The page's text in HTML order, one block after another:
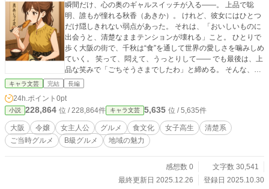
瞬間だけ、心の奥のギャルスイッチが入る――。 上品で聡
明、誰もが憧れる秋香（あきか）。 けれど、彼女にはひとつ
だけ隠しきれない弱点があった。 それは、「おいしいものに
出会うと、清楚なままテンションが壊れる」こと。 ひとりで
歩く大阪の街で、千秋は“食”を通して世界の愛しさを噛みしめ
ていく。 笑って、悶えて、うっとりして―― でも最後は、上
品な笑みで「ごちそうさまでしたわ」と締める。 そんな、清
楚風ギャルお嬢様の“食と癒しのグルメストーリー”。
キャラ文芸 完結 長編
24h.ポイント 0pt
小説 228,864 位 / 228,864件 キャラ文芸 5,635 位 / 5,635件
大阪 令嬢 女主人公 グルメ 食文化 女子高生
清楚系
ご当時グルメ
B級グルメ 地域の魅力
感想数 0
文字数 30,541
最終更新日 2025.12.26
登録日 2025.10.30